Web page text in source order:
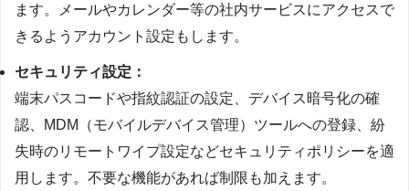
ます。メールやカレンダー等の社内サービスにアクセスで
きるようアカウント設定もします。
セキュリティ設定：
端末パスコードや指紋認証の設定、デバイス暗号化の確
認、MDM（モバイルデバイス管理）ツールへの登録、紛
失時のリモートワイプ設定などセキュリティポリシーを適
用します。不要な機能があれば制限も加えます。